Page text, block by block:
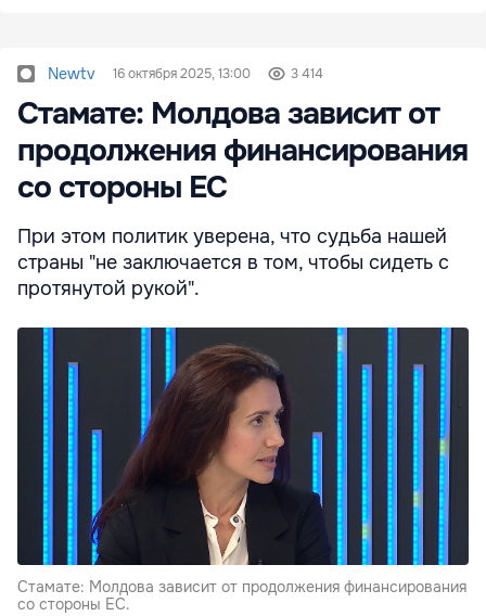
Newtv 16 октября 2025, 13:00 3 414
Стамате: Молдова зависит от
продолжения финансирования
со стороны ЕС
При этом политик уверена, что судьба нашей
страны "не заключается в том, чтобы сидеть с
протянутой рукой".
Стамате: Молдова зависит от продолжения финансирования
со стороны ЕС.